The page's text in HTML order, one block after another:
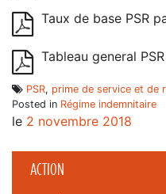
ACTION
Taux de base PSR
Tableau general
PSR, prime de service et de
Posted in Régime indemnitaire
le 2 novembre 2018